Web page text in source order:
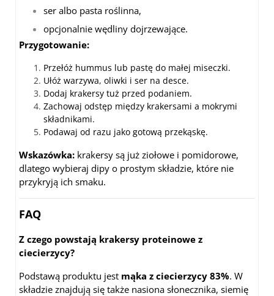
ser albo pasta roślinna,
opcjonalnie wędliny dojrzewające.
Przygotowanie:
Przełóż hummus lub pastę do małej miseczki.
Ułóż warzywa, oliwki i ser na desce.
Dodaj krakersy tuż przed podaniem.
Zachowaj odstęp między krakersami a mokrymi
składnikami.
Podawaj od razu jako gotową przekąskę.
Wskazówka: krakersy są już ziołowe i pomidorowe,
dlatego wybieraj dipy o prostym składzie, które nie
przykryją ich smaku.
FAQ
Z czego powstają krakersy proteinowe z
ciecierzycy?
Podstawą produktu jest mąka z ciecierzycy 83%. W
składzie znajdują się także nasiona słonecznika, siemię